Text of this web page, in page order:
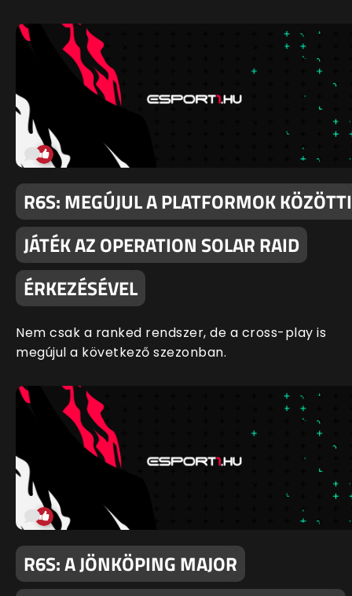
R6S: MEGÚJUL A PLATFORMOK KÖZÖTTI
JÁTÉK AZ OPERATION SOLAR RAID
ÉRKEZÉSÉVEL
Nem csak a ranked rendszer, de a cross-play is
megújul a következő szezonban.
R6S: A JÖNKÖPING MAJOR